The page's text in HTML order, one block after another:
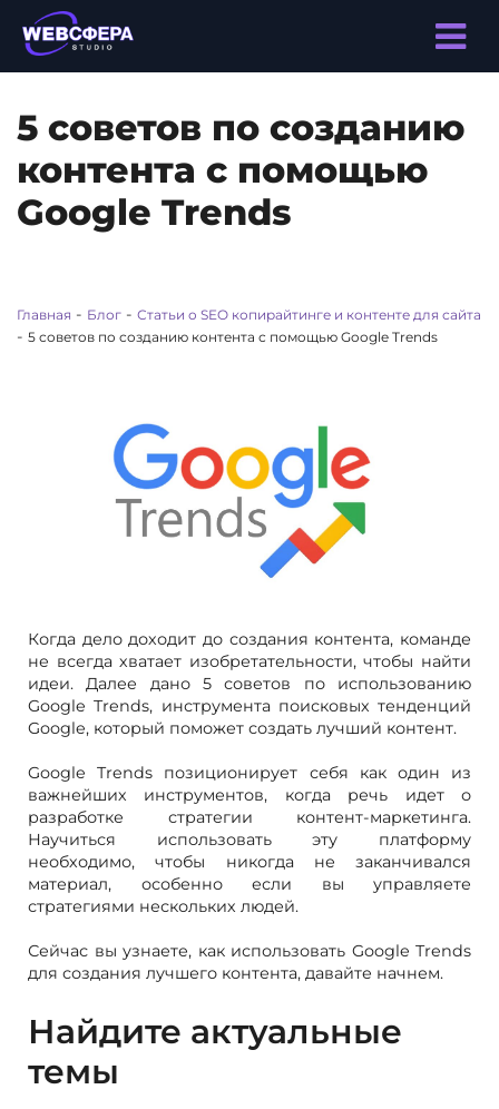
5 советов по созданию
контента с помощью
Google Trends
Главная - Блог - Статьи о SEO копирайтинге и контенте для сайта
- 5 советов по созданию контента с помощью Google Trends
Когда дело доходит до создания контента, команде
не всегда хватает изобретательности, чтобы найти
идеи. Далее дано 5 советов по использованию
Google Trends, инструмента поисковых тенденций
Google, который поможет создать лучший контент.
Google Trends позиционирует себя как один из
важнейших инструментов, когда речь идет о
разработке стратегии контент-маркетинга.
Научиться использовать эту платформу
необходимо, чтобы никогда не заканчивался
материал, особенно если вы управляете
стратегиями нескольких людей.
Сейчас вы узнаете, как использовать Google Trends
для создания лучшего контента, давайте начнем.
Найдите актуальные
темы